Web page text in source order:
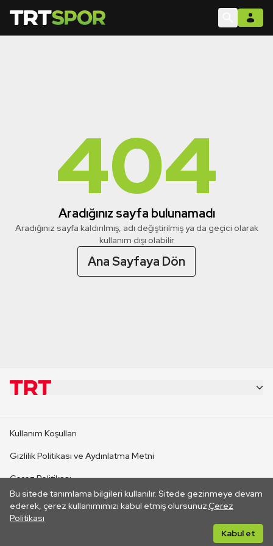
404
Aradığınız sayfa bulunamadı
Aradığınız sayfa kaldırılmış, adı değiştirilmiş ya da geçici olarak
kullanım dışı olabilir
Ana Sayfaya Dön
Bu sitede tanımlama bilgileri kullanılır. Sitede gezinmeye devam
ederek, çerez kullanımımızı kabul etmiş olursunuz.Çerez
Politikası
Kabul et
CANLI YAYINLAR
Kullanım Koşulları
Gizlilik Politikası ve Aydınlatma Metni
Çerez Politikası
İletişim
Her hakkı saklıdır. ©2026 TRT. Bağlantı yoluyla gidilen dış